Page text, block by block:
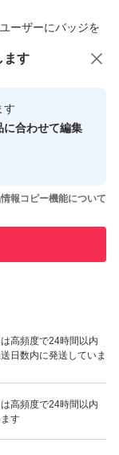
ーザーにバッジを
ザーです
実績があります
あります
高頻度で24時間以内
日数内に発送していま
高頻度で24時間以内
す
ます
す
に合わせて編集
報コピー機能について
いいね！
8,000